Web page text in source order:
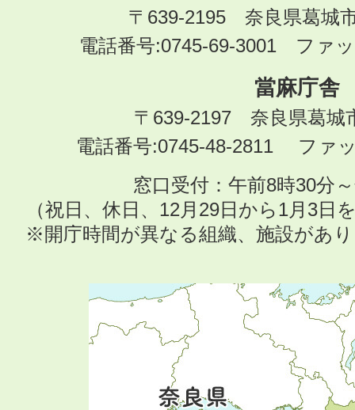
〒639-2195 奈良県葛城
電話番号:0745-69-3001 ファ
當麻庁舎
〒639-2197 奈良県葛城
電話番号:0745-48-2811 ファ
窓口受付：午前8時30分
（祝日、休日、12月29日から1月3日
※開庁時間が異なる組織、施設があ